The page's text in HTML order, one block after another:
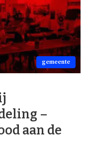
gemeente
–
aan de